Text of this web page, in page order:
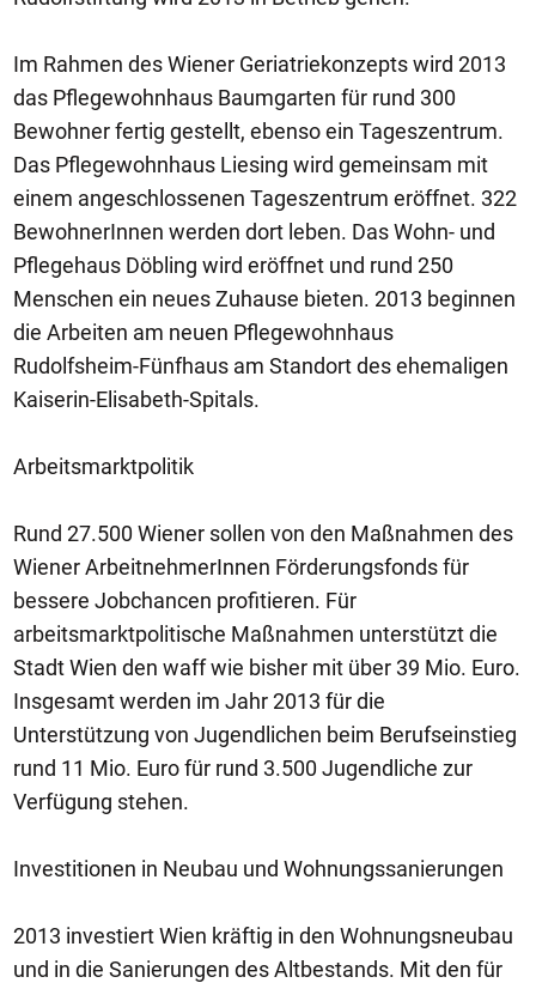
Im Rahmen des Wiener Geriatriekonzepts wird 2013
das Pflegewohnhaus Baumgarten für rund 300
Bewohner fertig gestellt, ebenso ein Tageszentrum.
Das Pflegewohnhaus Liesing wird gemeinsam mit
einem angeschlossenen Tageszentrum eröffnet. 322
BewohnerInnen werden dort leben. Das Wohn- und
Pflegehaus Döbling wird eröffnet und rund 250
Menschen ein neues Zuhause bieten. 2013 beginnen
die Arbeiten am neuen Pflegewohnhaus
Rudolfsheim-Fünfhaus am Standort des ehemaligen
Kaiserin-Elisabeth-Spitals.
Arbeitsmarktpolitik
Rund 27.500 Wiener sollen von den Maßnahmen des
Wiener ArbeitnehmerInnen Förderungsfonds für
bessere Jobchancen profitieren. Für
arbeitsmarktpolitische Maßnahmen unterstützt die
Stadt Wien den waff wie bisher mit über 39 Mio. Euro.
Insgesamt werden im Jahr 2013 für die
Unterstützung von Jugendlichen beim Berufseinstieg
rund 11 Mio. Euro für rund 3.500 Jugendliche zur
Verfügung stehen.
Investitionen in Neubau und Wohnungssanierungen
2013 investiert Wien kräftig in den Wohnungsneubau
und in die Sanierungen des Altbestands. Mit den für